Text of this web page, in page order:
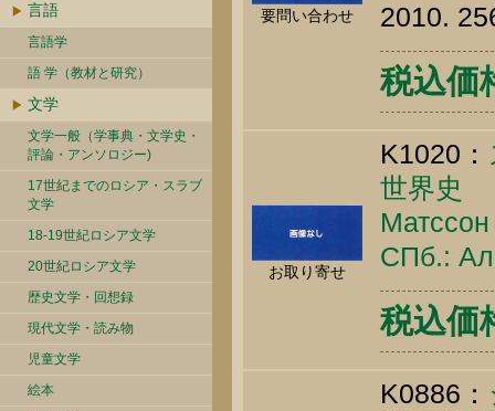
言語
言語学
語 学（教材と研究）
文学
文学一般（学事典・文学史・
評論・アンソロジー)
17世紀までのロシア・スラブ
文学
18-19世紀ロシア文学
20世紀ロシア文学
歴史文学・回想録
現代文学・読み物
児童文学
絵本
要問い合わせ
2010.
税込価
お取り寄せ
K1020：
世界史
СПб.:
税込価
K0886：